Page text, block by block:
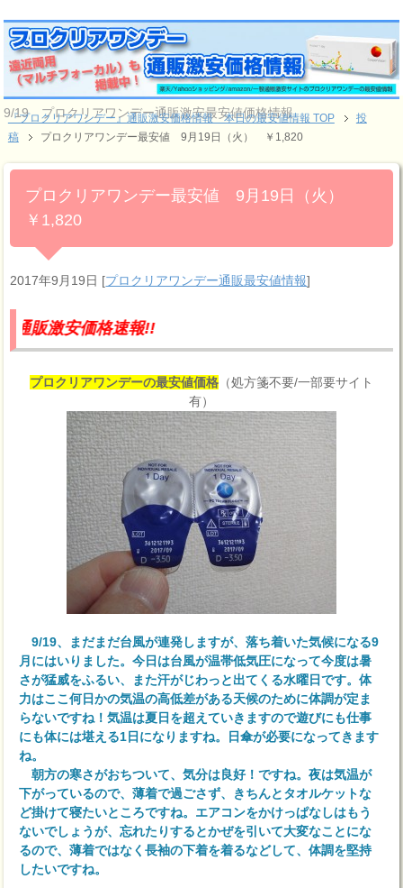
9/19 プロクリアワンデー通販激安最安値価格情報
『プロクリアワンデー』通販激安価格情報 本日の最安値情報 TOP
投
稿
プロクリアワンデー最安値 9月19日（火） ￥1,820
プロクリアワンデー最安値 9月19日（火）
￥1,820
2017年9月19日 [プロクリアワンデー通販最安値情報]
価格速報!!
プロクリアワンデーの最安値価格（処方箋不要/一部要サイト
有）
9/19、まだまだ台風が連発しますが、落ち着いた気候になる9
月にはいりました。今日は台風が温帯低気圧になって今度は暑
さが猛威をふるい、また汗がじわっと出てくる水曜日です。体
力はここ何日かの気温の高低差がある天候のために体調が定ま
らないですね！気温は夏日を超えていきますので遊びにも仕事
にも体には堪える1日になりますね。日傘が必要になってきます
ね。
朝方の寒さがおちついて、気分は良好！ですね。夜は気温が
下がっているので、薄着で過ごさず、きちんとタオルケットな
ど掛けて寝たいところですね。エアコンをかけっぱなしはもう
ないでしょうが、忘れたりするとかぜを引いて大変なことにな
るので、薄着ではなく長袖の下着を着るなどして、体調を堅持
したいですね。